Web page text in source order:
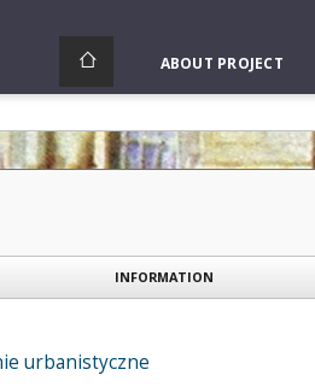
ABOUT PROJECT
INFORMATION
urbanistyczne